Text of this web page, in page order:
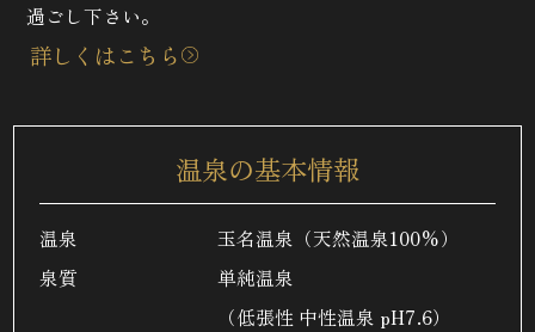
過ごし下さい。
詳しくはこちら
温泉の基本情報
温泉
玉名温泉（天然温泉100%）
泉質
単純温泉
（低張性 中性温泉 pH7.6）